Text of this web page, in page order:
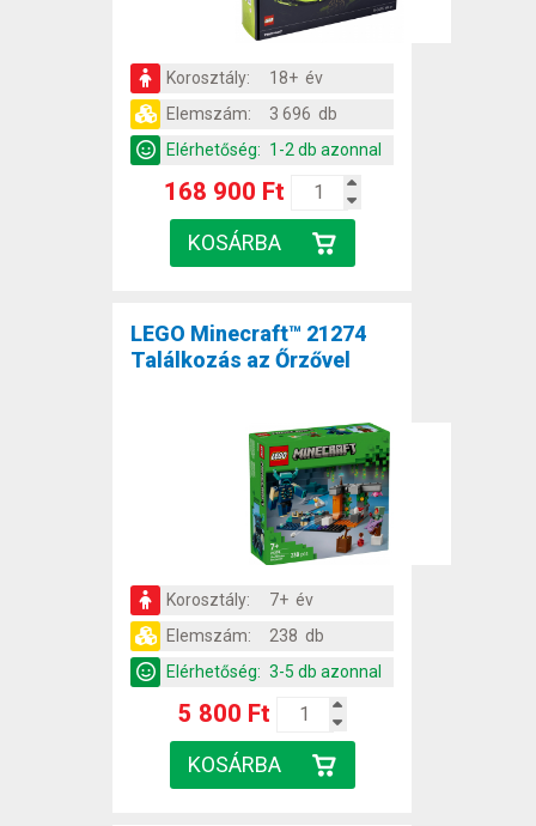
Korosztály:
18+ év
Elemszám:
3 696 db
Elérhetőség: 1-2 db azonnal
168 900 Ft
LEGO Minecraft™ 21274
Találkozás az Őrzővel
Korosztály:
7+ év
Elemszám:
238 db
Elérhetőség: 3-5 db azonnal
5 800 Ft